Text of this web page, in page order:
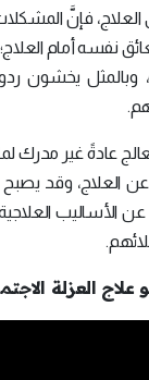
العلاج، فإنَّ
نفسه أمام
وبالمثل يخشون
عادةً غير مدرك
عن العلاج، وقد
الأساليب
العزلة